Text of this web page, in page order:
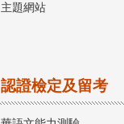
主題網站
認證檢定及留考